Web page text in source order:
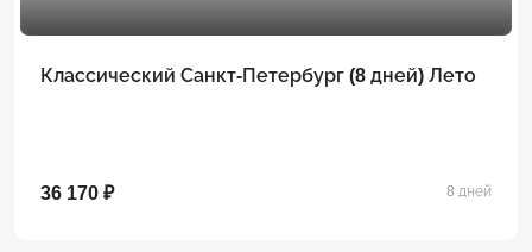
Классический Санкт-Петербург (8 дней) Лето
36 170 ₽ 8 дней